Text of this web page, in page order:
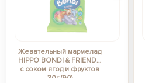
Жевательный мармелад
HIPPO BONDI & FRIENDS
с соком ягод и фруктов
30г (90)